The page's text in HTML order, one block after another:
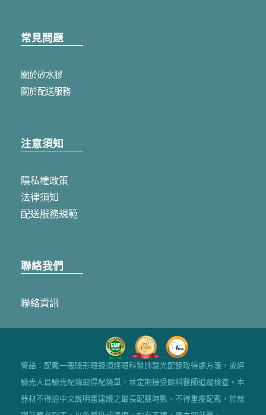
常見問題
關於矽水膠
關於配送服務
注意須知
隱私權政策
法律須知
配送服務規範
聯絡我們
聯絡資訊
警語：配戴一般隱形眼鏡須經眼科醫師驗光配鏡取得處方箋，或經
驗光人員驗光配鏡取得配鏡單，並定期接受眼科醫師追蹤檢查。本
器材不得逾中文說明書建議之最長配戴時數、不得重覆配戴，於就